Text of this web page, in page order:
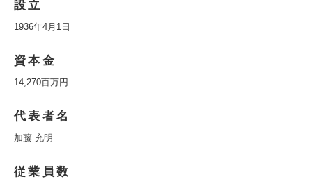
設立
1936年4月1日
資本金
14,270百万円
代表者名
加藤 充明
従業員数